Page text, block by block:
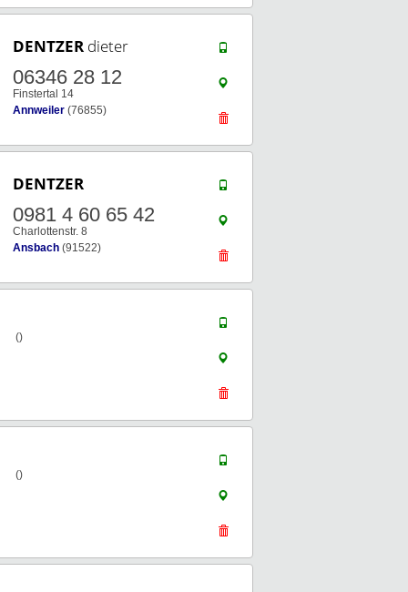
DENTZER dieter
06346 28 12
Finstertal 14
Annweiler (76855)
DENTZER
0981 4 60 65 42
Charlottenstr. 8
Ansbach (91522)
()
()